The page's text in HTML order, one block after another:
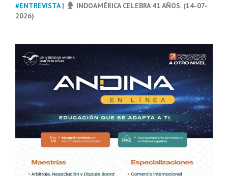
#ENTREVISTA|
INDOAMÉRICA CELEBRA 41 AÑOS. (14-07-
2026)